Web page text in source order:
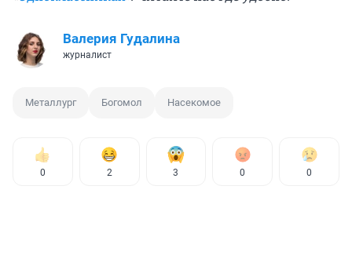
Валерия Гудалина
журналист
Металлург Богомол Насекомое
0 2 3 0 0